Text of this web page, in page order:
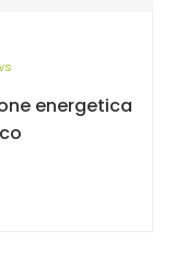
energetica